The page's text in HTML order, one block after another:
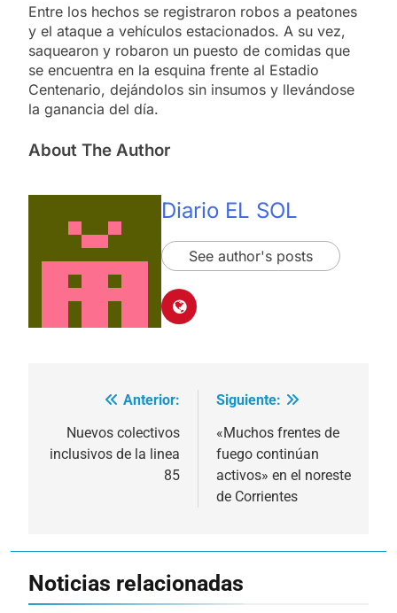
Entre los hechos se registraron robos a peatones
y el ataque a vehículos estacionados. A su vez,
saquearon y robaron un puesto de comidas que
se encuentra en la esquina frente al Estadio
Centenario, dejándolos sin insumos y llevándose
la ganancia del día.
About The Author
Diario EL SOL
See author's posts
Navegación
de
Anterior:
Nuevos colectivos
inclusivos de la linea
85
Siguiente:
«Muchos frentes de
fuego continúan
activos» en el noreste
de Corrientes
Noticias relacionadas